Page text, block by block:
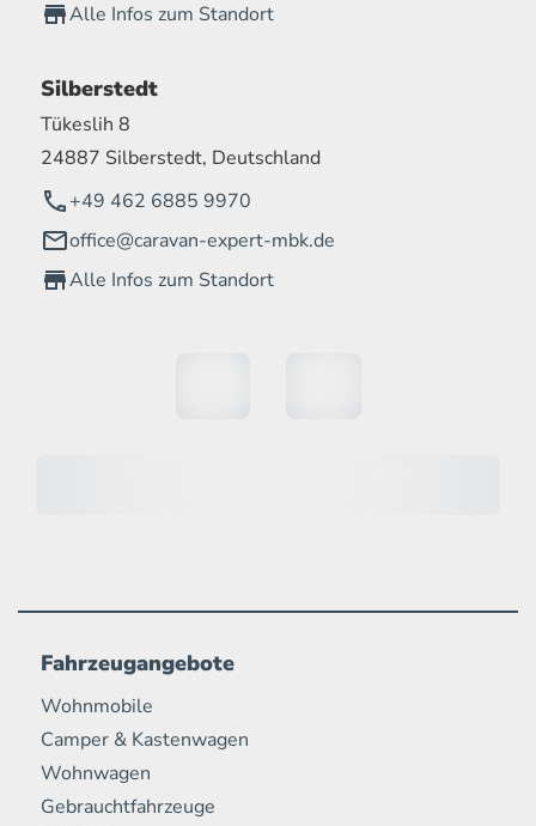
Alle Infos zum Standort
Silberstedt
Tükeslih 8
24887 Silberstedt, Deutschland
+49 462 6885 9970
office@caravan-expert-mbk.de
Alle Infos zum Standort
Fahrzeugangebote
Wohnmobile
Camper & Kastenwagen
Wohnwagen
Gebrauchtfahrzeuge